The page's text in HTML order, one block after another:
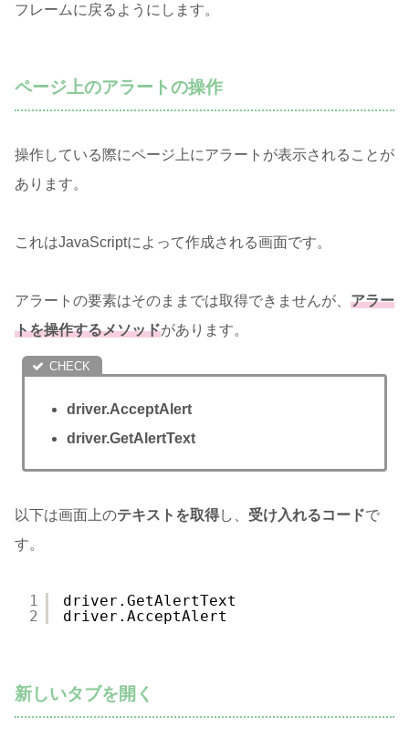
フレームに戻るようにします。
ページ上のアラートの操作
操作している際にページ上にアラートが表示されることが
あります。
これはJavaScriptによって作成される画面です。
アラートの要素はそのままでは取得できませんが、 アラー
トを操作するメソッドがあります。
driver.AcceptAlert
driver.GetAlertText
以下は画面上のテキストを取得し、 受け入れるコードで
す。
1
2
driver.GetAlertText
driver.AcceptAlert
新しいタブを開く